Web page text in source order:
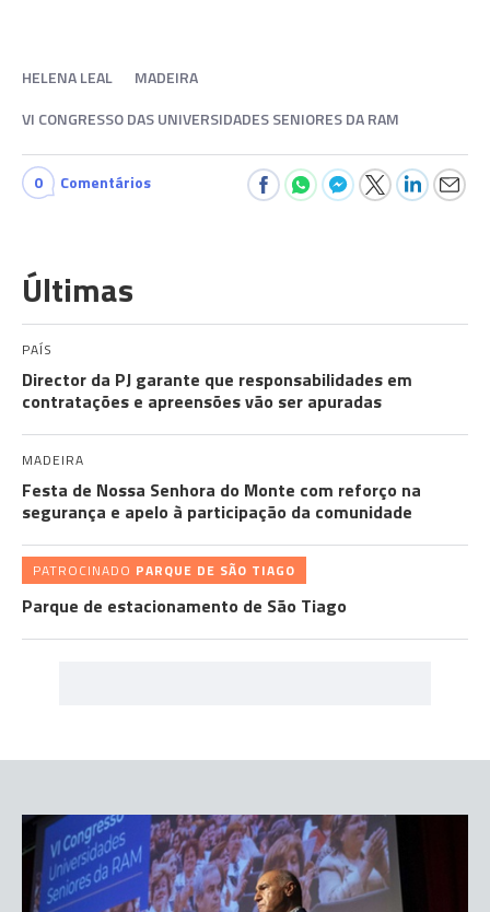
HELENA LEAL
MADEIRA
VI CONGRESSO DAS UNIVERSIDADES SENIORES DA RAM
0 Comentários
Últimas
PAÍS
Director da PJ garante que responsabilidades em
contratações e apreensões vão ser apuradas
MADEIRA
Festa de Nossa Senhora do Monte com reforço na
segurança e apelo à participação da comunidade
PATROCINADO PARQUE DE SÃO TIAGO
Parque de estacionamento de São Tiago